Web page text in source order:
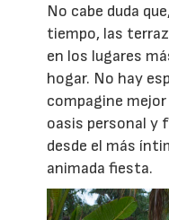
No cabe duda
tiempo, las
en los lugares
hogar. No hay
compagine
oasis personal y
desde el más
animada fiesta.